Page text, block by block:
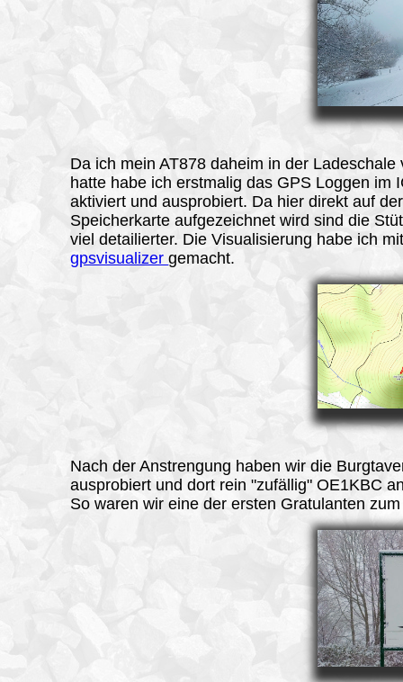
Da ich mein AT878 daheim in der Ladeschale
hatte habe ich erstmalig das GPS Loggen im
aktiviert und ausprobiert. Da hier direkt auf der
Speicherkarte aufgezeichnet wird sind die
viel detailierter. Die Visualisierung habe ich
gpsvisualizergemacht.
Nach der Anstrengung haben wir die
ausprobiert und dort rein "zufällig" OE1KBC
So waren wir eine der ersten Gratulanten